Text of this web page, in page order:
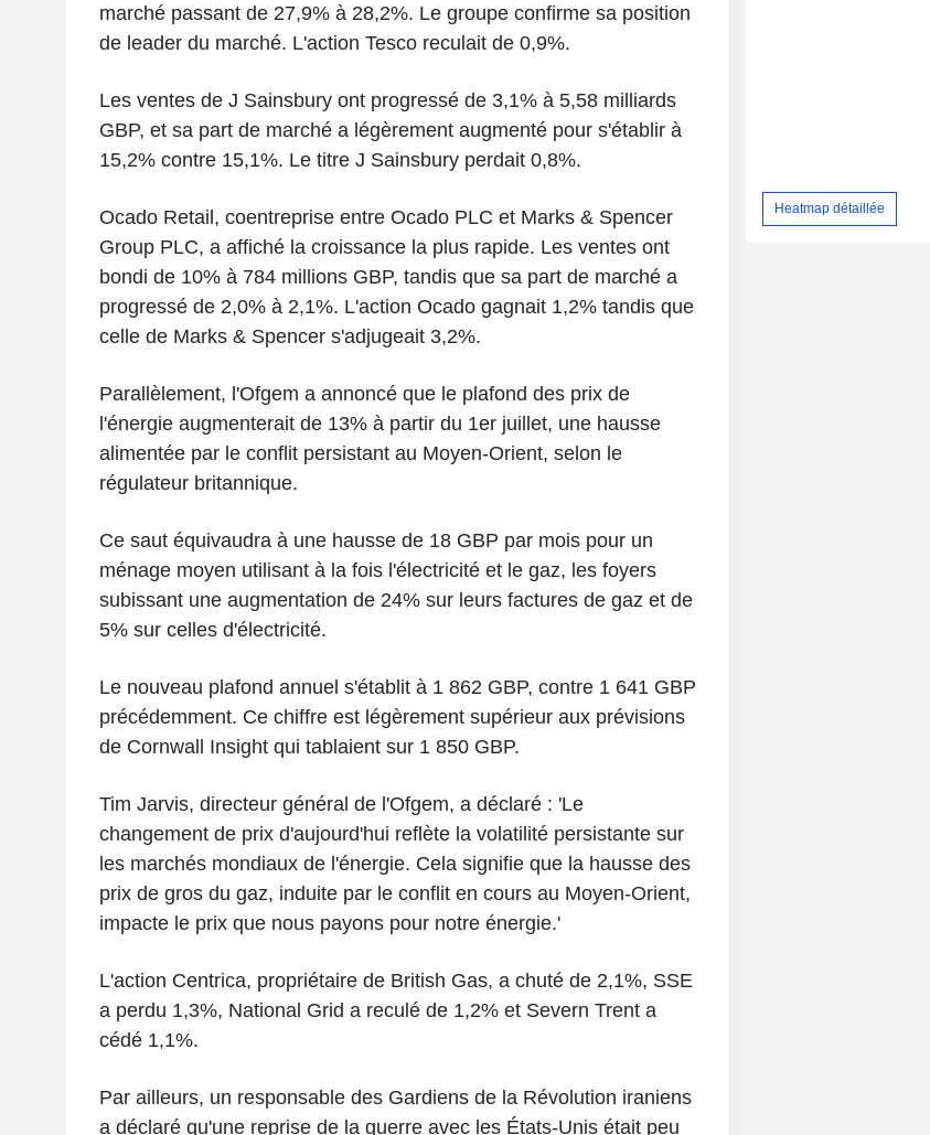
marché passant de 27,9% à 28,2%. Le groupe confirme sa position
de leader du marché. L'action Tesco reculait de 0,9%.
Les ventes de J Sainsbury ont progressé de 3,1% à 5,58 milliards
GBP, et sa part de marché a légèrement augmenté pour s'établir à
15,2% contre 15,1%. Le titre J Sainsbury perdait 0,8%.
Ocado Retail, coentreprise entre Ocado PLC et Marks & Spencer
Group PLC, a affiché la croissance la plus rapide. Les ventes ont
bondi de 10% à 784 millions GBP, tandis que sa part de marché a
progressé de 2,0% à 2,1%. L'action Ocado gagnait 1,2% tandis que
celle de Marks & Spencer s'adjugeait 3,2%.
Parallèlement, l'Ofgem a annoncé que le plafond des prix de
l'énergie augmenterait de 13% à partir du 1er juillet, une hausse
alimentée par le conflit persistant au Moyen-Orient, selon le
régulateur britannique.
Ce saut équivaudra à une hausse de 18 GBP par mois pour un
ménage moyen utilisant à la fois l'électricité et le gaz, les foyers
subissant une augmentation de 24% sur leurs factures de gaz et de
5% sur celles d'électricité.
Le nouveau plafond annuel s'établit à 1 862 GBP, contre 1 641 GBP
précédemment. Ce chiffre est légèrement supérieur aux prévisions
de Cornwall Insight qui tablaient sur 1 850 GBP.
Tim Jarvis, directeur général de l'Ofgem, a déclaré : 'Le
changement de prix d'aujourd'hui reflète la volatilité persistante sur
les marchés mondiaux de l'énergie. Cela signifie que la hausse des
prix de gros du gaz, induite par le conflit en cours au Moyen-Orient,
impacte le prix que nous payons pour notre énergie.'
L'action Centrica, propriétaire de British Gas, a chuté de 2,1%, SSE
a perdu 1,3%, National Grid a reculé de 1,2% et Severn Trent a
cédé 1,1%.
Par ailleurs, un responsable des Gardiens de la Révolution iraniens
a déclaré qu'une reprise de la guerre avec les États-Unis était peu
Heatmap détaillée